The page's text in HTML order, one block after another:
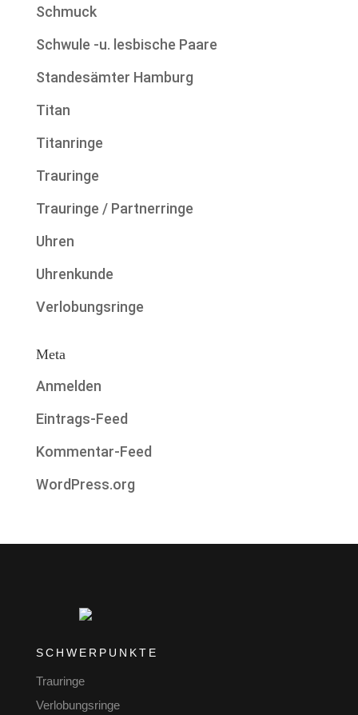
Schmuck
Schwule -u. lesbische Paare
Standesämter Hamburg
Titan
Titanringe
Trauringe
Trauringe / Partnerringe
Uhren
Uhrenkunde
Verlobungsringe
Meta
Anmelden
Eintrags-Feed
Kommentar-Feed
WordPress.org
SCHWERPUNKTE
Trauringe
Verlobungsringe